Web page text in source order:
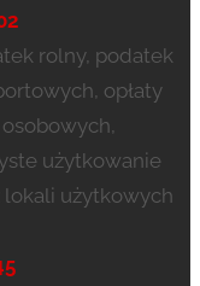
rolny, podatek
opłaty
użytkowanie
lokali użytkowych